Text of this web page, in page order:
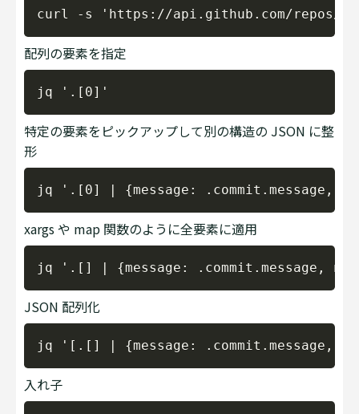
配列の要素を指定
特定の要素をピックアップして別の構造の JSON に整
形
xargs や map 関数のように全要素に適用
JSON 配列化
入れ子